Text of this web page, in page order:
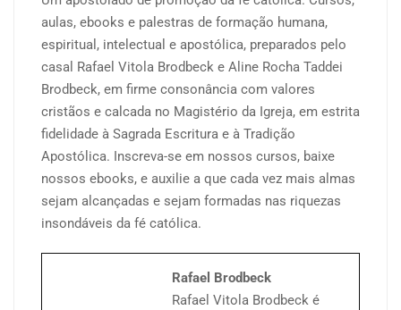
aulas, ebooks e palestras de formação humana,
espiritual, intelectual e apostólica, preparados pelo
casal Rafael Vitola Brodbeck e Aline Rocha Taddei
Brodbeck, em firme consonância com valores
cristãos e calcada no Magistério da Igreja, em estrita
fidelidade à Sagrada Escritura e à Tradição
Apostólica. Inscreva-se em nossos cursos, baixe
nossos ebooks, e auxilie a que cada vez mais almas
sejam alcançadas e sejam formadas nas riquezas
insondáveis da fé católica.
Rafael Brodbeck
Rafael Vitola Brodbeck é